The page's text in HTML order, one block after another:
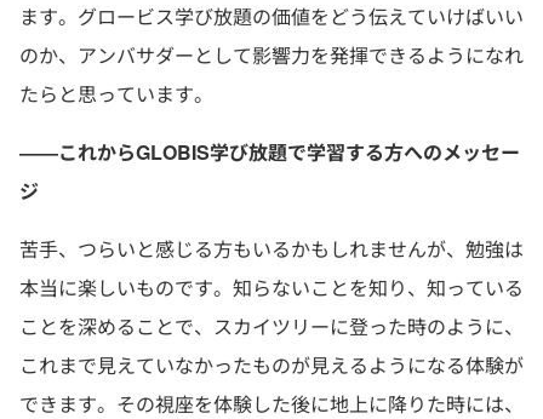
ます。グロービス学び放題の価値をどう伝えていけばいい
のか、アンバサダーとして影響力を発揮できるようになれ
たらと思っています。
――これからGLOBIS学び放題で学習する方へのメッセー
ジ
苦手、つらいと感じる方もいるかもしれませんが、勉強は
本当に楽しいものです。知らないことを知り、知っている
ことを深めることで、スカイツリーに登った時のように、
これまで見えていなかったものが見えるようになる体験が
できます。その視座を体験した後に地上に降りた時には、